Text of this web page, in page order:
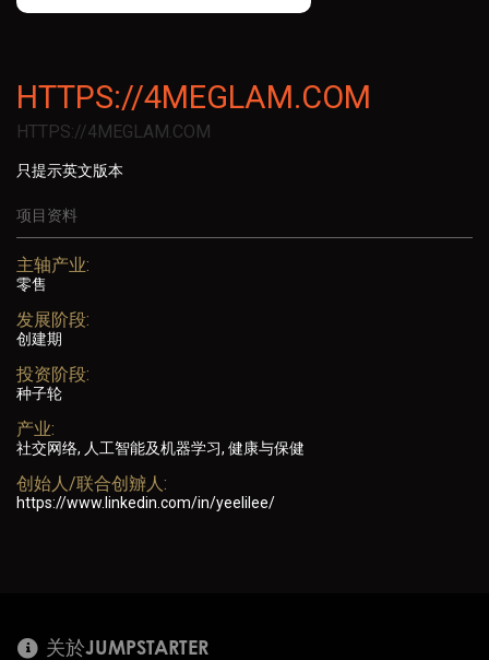
HTTPS://4MEGLAM.COM
HTTPS://4MEGLAM.COM
只提示英文版本
项目资料
主轴产业:
零售
发展阶段:
创建期
投资阶段:
种子轮
产业:
社交网络, 人工智能及机器学习, 健康与保健
创始人/联合创辧人:
https://www.linkedin.com/in/yeelilee/
关於JUMPSTARTER